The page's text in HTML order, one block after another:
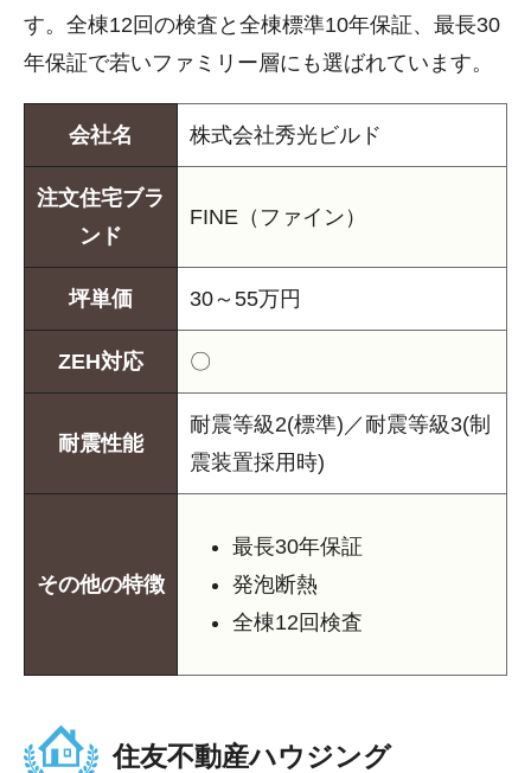
す。全棟12回の検査と全棟標準10年保証、最長30
年保証で若いファミリー層にも選ばれています。
会社名 株式会社秀光ビルド
注文住宅ブラ
ンド
FINE（ファイン）
坪単価 30～55万円
ZEH対応 〇
耐震性能
耐震等級2(標準)／耐震等級3(制
震装置採用時)
その他の特徴
最長30年保証
発泡断熱
全棟12回検査
住友不動産ハウジング